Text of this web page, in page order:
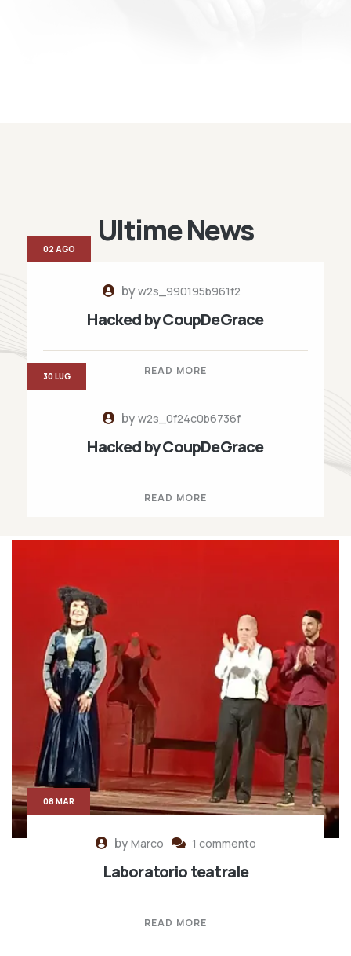
Ultime News
byw2s_990195b961f2
Hacked by CoupDeGrace
READ MORE
02 AGO
byw2s_0f24c0b6736f
Hacked by CoupDeGrace
READ MORE
30 LUG
byMarco 1 commento
Laboratorio teatrale
READ MORE
08 MAR